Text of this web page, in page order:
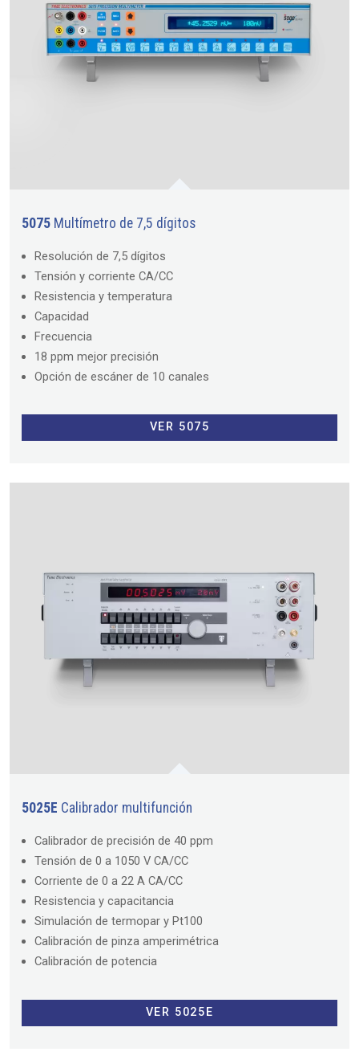
5075 Multímetro de 7,5 dígitos
Resolución de 7,5 dígitos
Tensión y corriente CA/CC
Resistencia y temperatura
Capacidad
Frecuencia
18 ppm mejor precisión
Opción de escáner de 10 canales
VER 5075
5025E Calibrador multifunción
Calibrador de precisión de 40 ppm
Tensión de 0 a 1050 V CA/CC
Corriente de 0 a 22 A CA/CC
Resistencia y capacitancia
Simulación de termopar y Pt100
Calibración de pinza amperimétrica
Calibración de potencia
VER 5025E